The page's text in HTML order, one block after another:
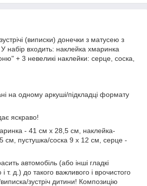
(виписки) донечки з матусею з
набір входить: наклейка хмаринка
+ 3 невеликі наклейки: серце, соска,
на одному аркуші/підкладці формату
яскраво!
- 41 см х 28,5 см, наклейка-
см, пустушка/соска 9 х 12 см, серце -
автомобіль (або інші гладкі
і т. д.) до такого важливого і врочистого
зустріч дитини! Композицію